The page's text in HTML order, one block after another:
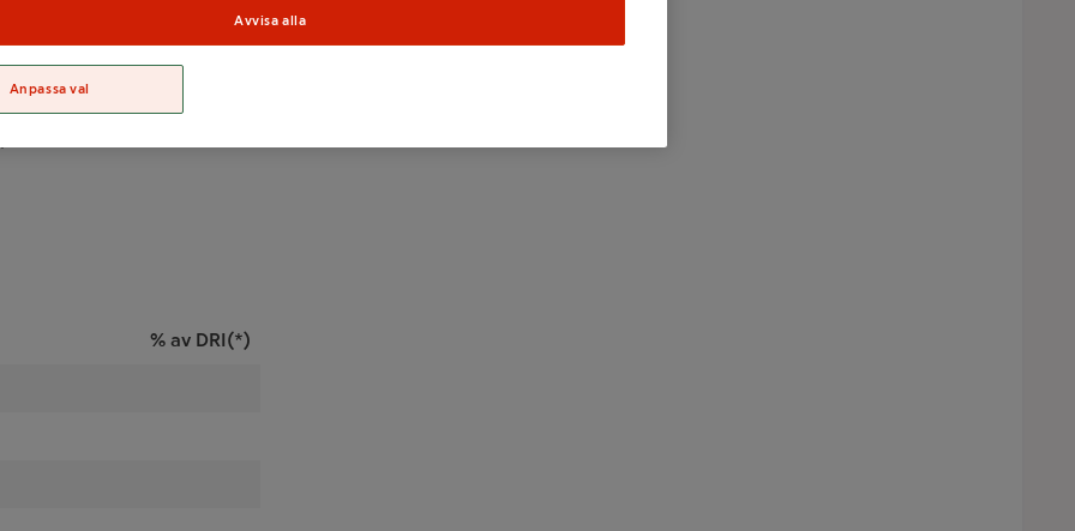
modifierad
(E270, E325), färgande
farge (koncentrat av
søtpotet, spirulina och
% av DRI(*)
Avvisa alla
Anpassa val